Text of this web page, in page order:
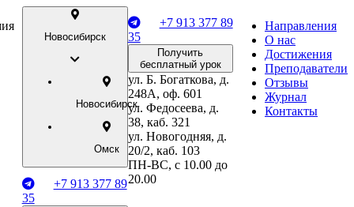
Новосибирск
Новосибирск
Омск
+7 913 377 89
35
+7 913 377 89
35
Получить
бесплатный урок
ул. Б. Богаткова, д.
248А, оф. 601
ул. Федосеева, д.
38, каб. 321
ул. Новогодняя, д.
20/2, каб. 103
ПН-ВС, с 10.00 до
20.00
Направления
О нас
Достижения
Преподаватели
Отзывы
Журнал
Контакты